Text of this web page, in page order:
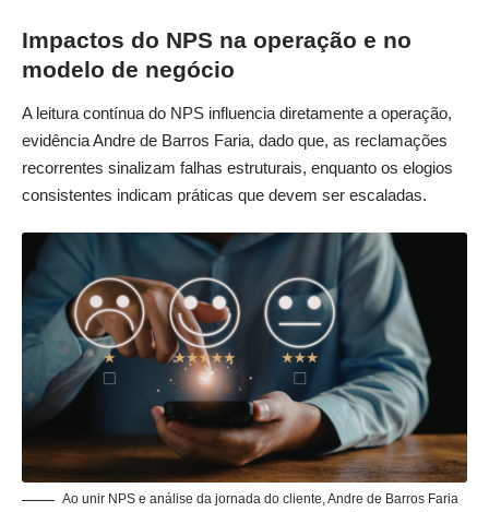
Impactos do NPS na operação e no
modelo de negócio
A leitura contínua do NPS influencia diretamente a operação,
evidência Andre de Barros Faria, dado que, as reclamações
recorrentes sinalizam falhas estruturais, enquanto os elogios
consistentes indicam práticas que devem ser escaladas.
Ao unir NPS e análise da jornada do cliente, Andre de Barros Faria